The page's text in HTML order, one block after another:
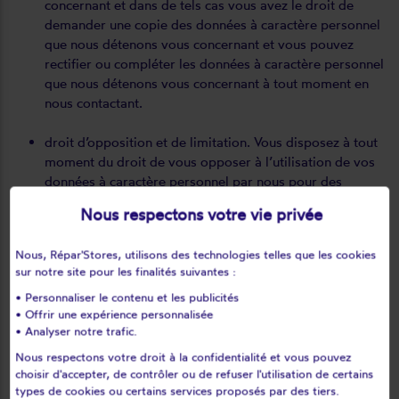
concernant et dans de tels cas vous avez le droit de
demander une copie des données à caractère personnel
que nous détenons vous concernant et vous pouvez
rectifier ou compléter les données à caractère personnel
que nous détenons vous concernant à tout moment en
nous contactant.
droit d’opposition et de limitation. Vous disposez à tout
moment du droit de vous opposer à l’utilisation de vos
données à caractère personnel par nous pour des
vous pouvez également limiter notre utilisation de vos
nous prenons des mesures pour corriger des données
inexactes suite à votre demande ;
droit à l’effacement. Nous supprimons vos données à
caractère personnel à votre demande sauf si nous avons
l’obligation de conserver vos données à caractère
personnel afin de nous conformer aux lois et
Nous respectons votre vie privée
Nous, Répar'Stores, utilisons des technologies telles que les cookies
sur notre site pour les finalités suivantes :
• Personnaliser le contenu et les publicités
• Offrir une expérience personnalisée
• Analyser notre trafic.
Nous respectons votre droit à la confidentialité et vous pouvez
choisir d'accepter, de contrôler ou de refuser l'utilisation de certains
types de cookies ou certains services proposés par des tiers.